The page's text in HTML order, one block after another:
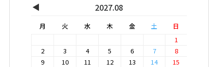
◀ 2027.08
月 火 水 木 金 土
日
1
2
3 4 5 6 7
8
9
10 11 12 13 14
15